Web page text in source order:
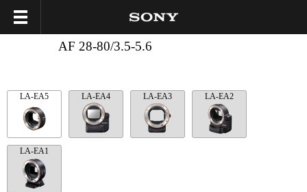
AF 28-80/3.5-5.6
LA-EA5 LA-EA4 LA-EA3 LA-EA2
LA-EA1